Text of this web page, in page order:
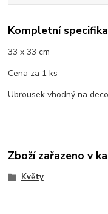
Kompletní
33 x 33 cm
Cena za 1 ks
Ubrousek vhodný na
Zboží zařazeno v
Květy